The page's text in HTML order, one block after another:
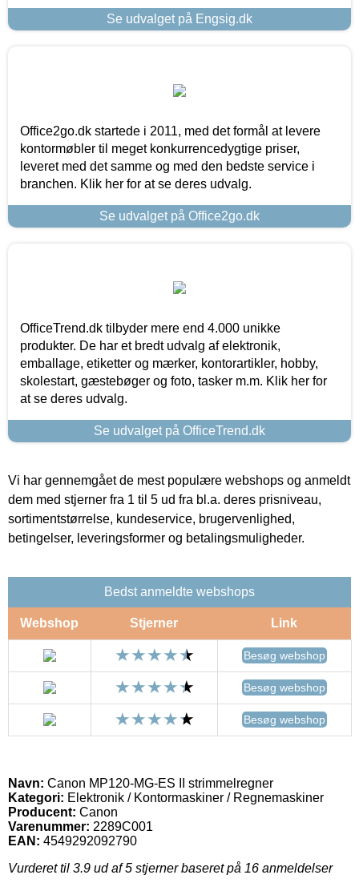
Se udvalget på Engsig.dk
Office2go.dk startede i 2011, med det formål at levere
kontormøbler til meget konkurrencedygtige priser,
leveret med det samme og med den bedste service i
branchen. Klik her for at se deres udvalg.
Se udvalget på Office2go.dk
OfficeTrend.dk tilbyder mere end 4.000 unikke
produkter. De har et bredt udvalg af elektronik,
emballage, etiketter og mærker, kontorartikler, hobby,
skolestart, gæstebøger og foto, tasker m.m. Klik her for
at se deres udvalg.
Se udvalget på OfficeTrend.dk
Vi har gennemgået de mest populære webshops og anmeldt
dem med stjerner fra 1 til 5 ud fra bl.a. deres prisniveau,
sortimentstørrelse, kundeservice, brugervenlighed,
betingelser, leveringsformer og betalingsmuligheder.
Bedst anmeldte webshops
Webshop Stjerner Link
Besøg webshop
Besøg webshop
Besøg webshop
Navn: Canon MP120-MG-ES II strimmelregner
Kategori: Elektronik / Kontormaskiner / Regnemaskiner
Producent: Canon
Varenummer: 2289C001
EAN: 4549292092790
Vurderet til 3.9 ud af 5 stjerner baseret på 16 anmeldelser